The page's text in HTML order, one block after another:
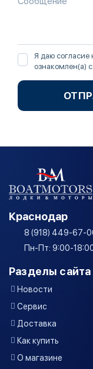
Я даю согласие
ознакомлен(а) с
Краснодар
8 (918) 449-67-
Пн-Пт: 9:00-
Разделы сайта
Новости
Сервис
Доставка
Как купить
О магазине